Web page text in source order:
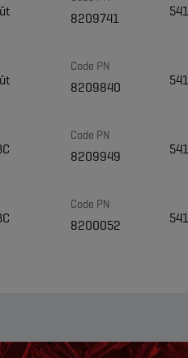
8209741
Code PN
8209840
Code PN
8209949
Code PN
8200052